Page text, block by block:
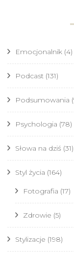
Emocjonalnik (4)
Podcast (131)
Podsumowania
Psychologia (78)
Słowa na dziś (31)
Styl życia (164)
Fotografia (17)
Zdrowie (5)
Stylizacje (198)